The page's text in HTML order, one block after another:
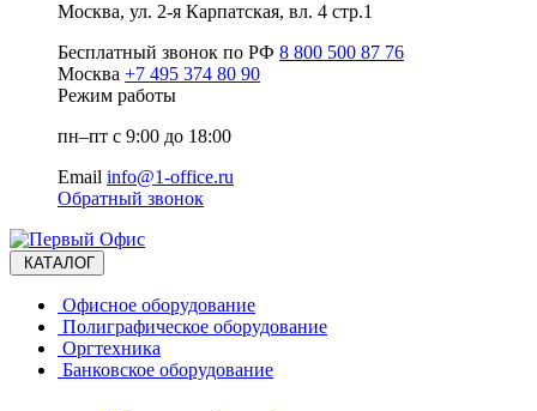
Москва, ул. 2-я Карпатская, вл. 4 стр.1
Бесплатный звонок по РФ 8 800 500 87 76
Москва +7 495 374 80 90
Режим работы
пн–пт с 9:00 до 18:00
Email info@1-office.ru
Обратный звонок
КАТАЛОГ
Офисное оборудование
Полиграфическое оборудование
Оргтехника
Банковское оборудование